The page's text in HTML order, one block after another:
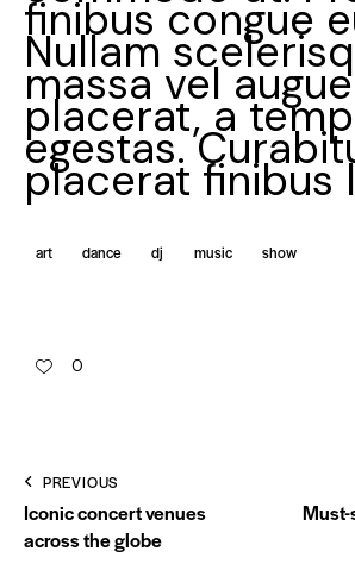
finibus congue
Nullam
massa vel augue
placerat, a
egestas.
placerat finibus
art dance dj music show
0
PREVIOUS
Iconic concert venues
across the globe